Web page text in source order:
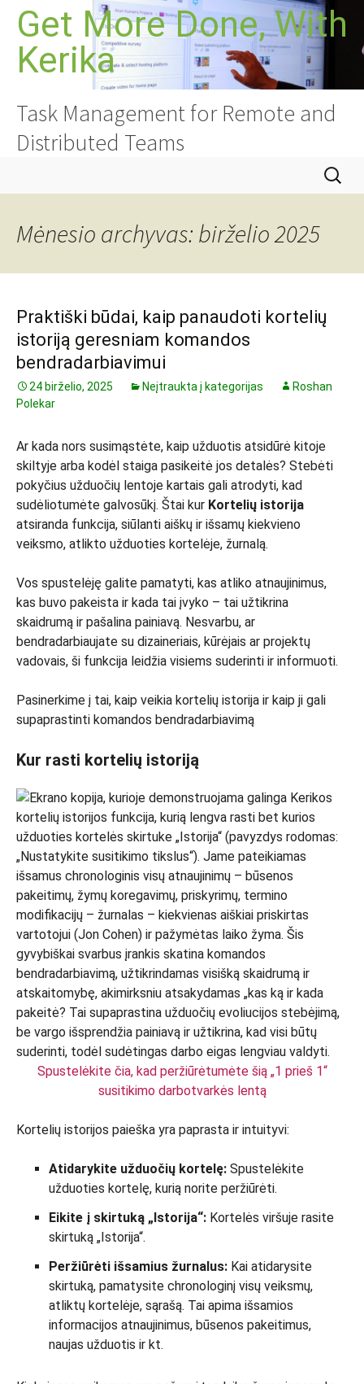
Pereiti
prie
turinio
Get More Done, With
Kerika
Task Management for Remote and
Distributed Teams
Ieškoti:
Mėnesio archyvas: birželio 2025
Praktiški būdai, kaip panaudoti kortelių
istoriją geresniam komandos
bendradarbiavimui
24 birželio, 2025 Neįtraukta į kategorijas
Roshan
Polekar
Ar kada nors susimąstėte, kaip užduotis atsidūrė kitoje
skiltyje arba kodėl staiga pasikeitė jos detalės? Stebėti
pokyčius užduočių lentoje kartais gali atrodyti, kad
sudėliotumėte galvosūkį. Štai kur Kortelių istorija
atsiranda funkcija, siūlanti aiškų ir išsamų kiekvieno
veiksmo, atlikto užduoties kortelėje, žurnalą.
Vos spustelėję galite pamatyti, kas atliko atnaujinimus,
kas buvo pakeista ir kada tai įvyko – tai užtikrina
skaidrumą ir pašalina painiavą. Nesvarbu, ar
bendradarbiaujate su dizaineriais, kūrėjais ar projektų
vadovais, ši funkcija leidžia visiems suderinti ir informuoti.
Pasinerkime į tai, kaip veikia kortelių istorija ir kaip ji gali
supaprastinti komandos bendradarbiavimą
Kur rasti kortelių istoriją
Spustelėkite čia, kad peržiūrėtumėte šią „1 prieš 1“
susitikimo darbotvarkės lentą
Kortelių istorijos paieška yra paprasta ir intuityvi:
Atidarykite užduočių kortelę: Spustelėkite
užduoties kortelę, kurią norite peržiūrėti.
Eikite į skirtuką „Istorija“: Kortelės viršuje rasite
skirtuką „Istorija“.
Peržiūrėti išsamius žurnalus: Kai atidarysite
skirtuką, pamatysite chronologinį visų veiksmų,
atliktų kortelėje, sąrašą. Tai apima išsamios
informacijos atnaujinimus, būsenos pakeitimus,
naujas užduotis ir kt.